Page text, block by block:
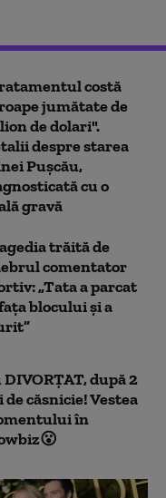
costă
jumătate de
de dolari".
despre starea
Pușcău,
cu o
gravă
trăită de
comentator
„Tata a parcat
blocului și a
DIVORȚAT, după 2
de căsnicie! Vestea
în